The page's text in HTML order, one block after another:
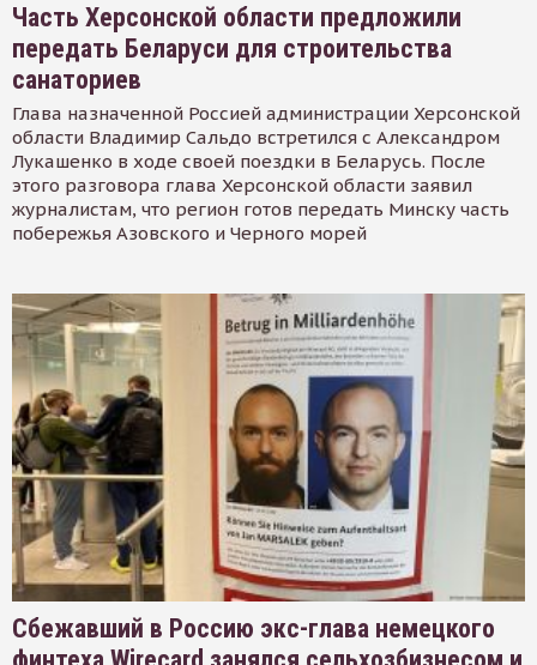
Часть Херсонской области предложили
передать Беларуси для строительства
санаториев
Глава назначенной Россией администрации Херсонской
области Владимир Сальдо встретился с Александром
Лукашенко в ходе своей поездки в Беларусь. После
этого разговора глава Херсонской области заявил
журналистам, что регион готов передать Минску часть
побережья Азовского и Черного морей
Сбежавший в Россию экс-глава немецкого